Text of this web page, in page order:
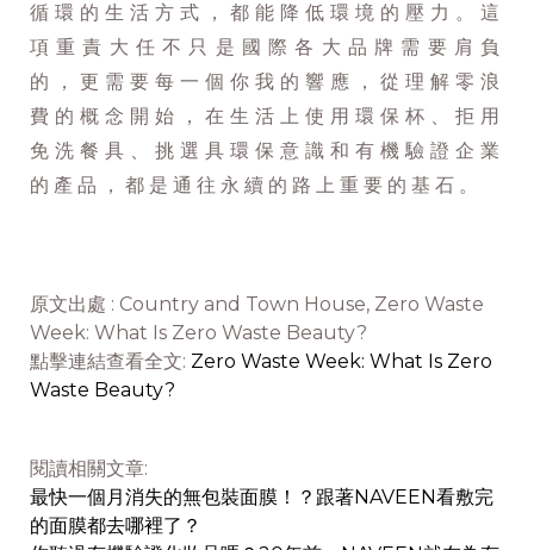
循環的生活方式，都能降低環境的壓力。這
項重責大任不只是國際各大品牌需要肩負
的，更需要每一個你我的響應，從理解零浪
費的概念開始，在生活上使用環保杯、拒用
免洗餐具、挑選具環保意識和有機驗證企業
的產品，都是通往永續的路上重要的基石。
原文出處 : Country and Town House, Zero Waste
Week: What Is Zero Waste Beauty?
點擊連結查看全文: Zero Waste Week: What Is Zero
Waste Beauty?
閱讀相關文章:
最快一個月消失的無包裝面膜！？跟著NAVEEN看敷完
的面膜都去哪裡了？